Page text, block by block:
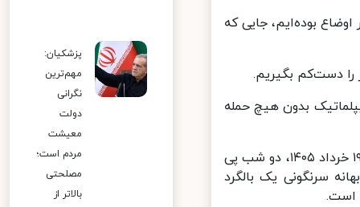
بوده‌ایم، جایی که
دست‌کم بگیریم.
بدون هیچ حمله
ارتش آمریکا از روز سه شنبه به وقت شرق آمریکا برابر ۹ ژوئن ۲۰۲۶ برابر با ۱۹ خرداد ۱۴۰۵، دو شب پی
سرنگونی یک بالگرد
پزشکیان:
مهم‌ترین
نگرانی
دولت
معیشت
مردم است؛
مصلحتی
بالاتر از